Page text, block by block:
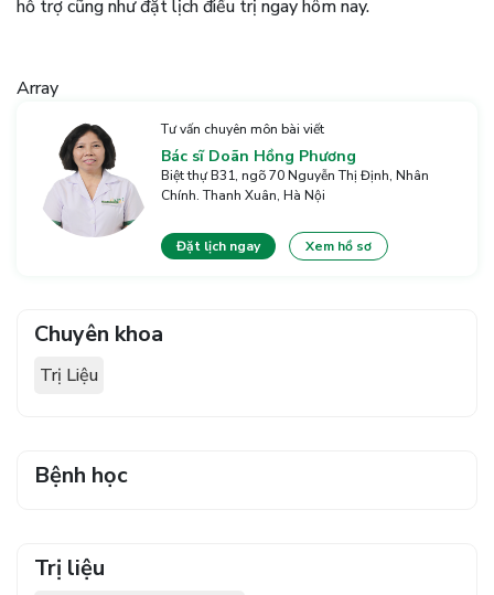
hỗ trợ cũng như đặt lịch điều trị ngay hôm nay.
Array
Tư vấn chuyên môn bài viết
Bác sĩ Doãn Hồng Phương
Biệt thự B31, ngõ 70 Nguyễn Thị Định, Nhân
Chính. Thanh Xuân, Hà Nội
Đặt lịch ngay Xem hồ sơ
Chuyên khoa
Trị Liệu
Bệnh học
Trị liệu